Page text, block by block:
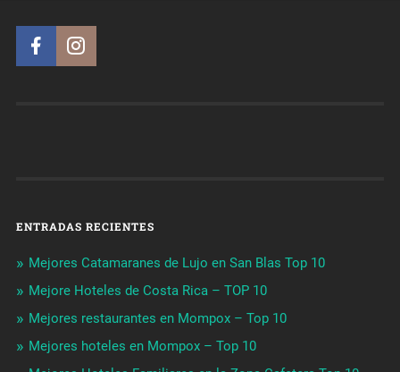
ENTRADAS RECIENTES
Mejores Catamaranes de Lujo en San Blas Top 10
Mejore Hoteles de Costa Rica – TOP 10
Mejores restaurantes en Mompox – Top 10
Mejores hoteles en Mompox – Top 10